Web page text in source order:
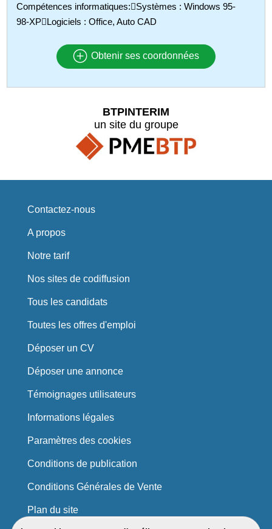
Compétences informatiques:Systèmes : Windows 95-
98-XPLogiciels : Office, Auto CAD
Obtenir ses coordonnées
BTPINTERIM
un site du groupe
Contactez-nous
A propos
Notre tarif
Nos sites de codiffusion
Tous les candidats
Toutes les offres d'emploi
Déposer un CV
Déposer une annonce
Témoignages utilisateurs
Informations légales
Paramètres des cookies
Conditions de publication
Conditions Générales de Vente
Plan du site